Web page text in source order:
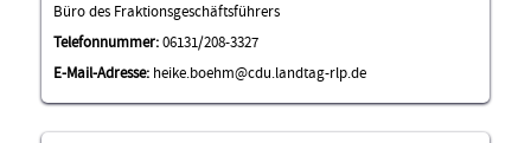
Büro des Fraktionsgeschäftsführers
Telefonnummer:06131/208-3327
E-Mail-Adresse: heike.boehm@cdu.landtag-rlp.de